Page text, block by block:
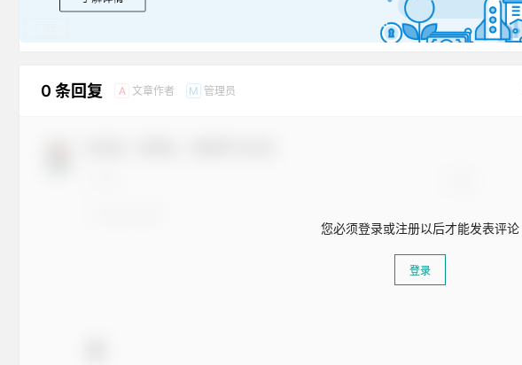
0 条回复 A 文章作者 M 管理员
您必须登录或注册以后才能发表评论
登录